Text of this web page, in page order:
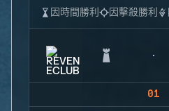
因時間勝利 因擊殺勝利
01